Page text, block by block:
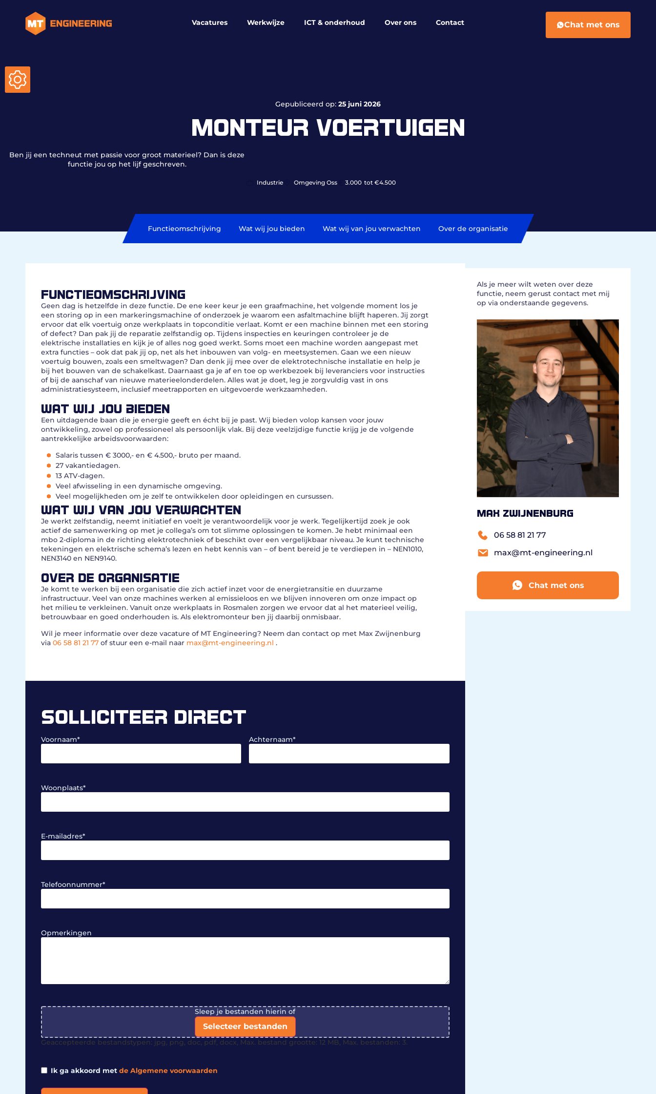
Vacatures Werkwijze ICT & onderhoud Over ons Contact Chat met ons
Gepubliceerd op: 25 juni 2026
MONTEUR VOERTUIGEN
Ben jij een techneut met passie voor groot materieel? Dan is deze
functie jou op het lijf geschreven.
Industrie Omgeving Oss 3.000 tot €4.500
Functieomschrijving Wat wij jou bieden Wat wij van jou verwachten Over de organisatie
FUNCTIEOMSCHRIJVING
Geen dag is hetzelfde in deze functie. De ene keer keur je een graafmachine, het volgende moment los je
een storing op in een markeringsmachine of onderzoek je waarom een asfaltmachine blijft haperen. Jij zorgt
ervoor dat elk voertuig onze werkplaats in topconditie verlaat. Komt er een machine binnen met een storing
of defect? Dan pak jij de reparatie zelfstandig op. Tijdens inspecties en keuringen controleer je de
elektrische installaties en kijk je of alles nog goed werkt. Soms moet een machine worden aangepast met
extra functies – ook dat pak jij op, net als het inbouwen van volg- en meetsystemen. Gaan we een nieuw
voertuig bouwen, zoals een smeltwagen? Dan denk jij mee over de elektrotechnische installatie en help je
bij het bouwen van de schakelkast. Daarnaast ga je af en toe op werkbezoek bij leveranciers voor instructies
of bij de aanschaf van nieuwe materieelonderdelen. Alles wat je doet, leg je zorgvuldig vast in ons
administratiesysteem, inclusief meetrapporten en uitgevoerde werkzaamheden.
WAT WIJ JOU BIEDEN
Een uitdagende baan die je energie geeft en écht bij je past. Wij bieden volop kansen voor jouw
ontwikkeling, zowel op professioneel als persoonlijk vlak. Bij deze veelzijdige functie krijg je de volgende
aantrekkelijke arbeidsvoorwaarden:
Salaris tussen € 3000,- en € 4.500,- bruto per maand.
27 vakantiedagen.
13 ATV-dagen.
Veel afwisseling in een dynamische omgeving.
Veel mogelijkheden om je zelf te ontwikkelen door opleidingen en cursussen.
WAT WIJ VAN JOU VERWACHTEN
Je werkt zelfstandig, neemt initiatief en voelt je verantwoordelijk voor je werk. Tegelijkertijd zoek je ook
actief de samenwerking op met je collega’s om tot slimme oplossingen te komen. Je hebt minimaal een
mbo 2-diploma in de richting elektrotechniek of beschikt over een vergelijkbaar niveau. Je kunt technische
tekeningen en elektrische schema’s lezen en hebt kennis van – of bent bereid je te verdiepen in – NEN1010,
NEN3140 en NEN9140.
OVER DE ORGANISATIE
Je komt te werken bij een organisatie die zich actief inzet voor de energietransitie en duurzame
infrastructuur. Veel van onze machines werken al emissieloos en we blijven innoveren om onze impact op
het milieu te verkleinen. Vanuit onze werkplaats in Rosmalen zorgen we ervoor dat al het materieel veilig,
betrouwbaar en goed onderhouden is. Als elektromonteur ben jij daarbij onmisbaar.
Wil je meer informatie over deze vacature of MT Engineering? Neem dan contact op met Max Zwijnenburg
via 06 58 81 21 77 of stuur een e-mail naar max@mt-engineering.nl .
SOLLICITEER DIRECT
Voornaam* Achternaam*
Woonplaats*
E-mailadres*
Telefoonnummer*
Opmerkingen
File Sleep je bestanden hierin of
Selecteer bestanden
Geaccepteerde bestandstypen: jpg, png, doc, pdf, docx, Max. bestand grootte: 12 MB, Max. bestanden: 3.
Ik ga akkoord met de Algemene voorwaarden
Als je meer wilt weten over deze
functie, neem gerust contact met mij
op via onderstaande gegevens.
Max Zwijnenburg
06 58 81 21 77
max@mt-engineering.nl
Chat met ons